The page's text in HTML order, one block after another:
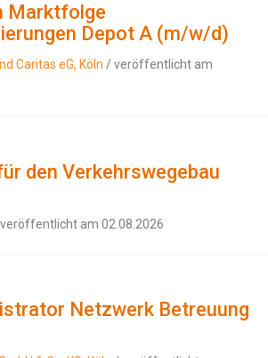
Marktfolge
Depot A (m/w/d)
Caritas eG, Köln / veröffentlicht am
den Verkehrswegebau
am 02.08.2026
Netzwerk Betreuung